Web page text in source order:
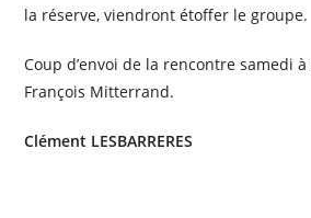
la réserve, viendront étoffer le groupe.
Coup d’envoi de la rencontre samedi à
François Mitterrand.
Clément LESBARRERES